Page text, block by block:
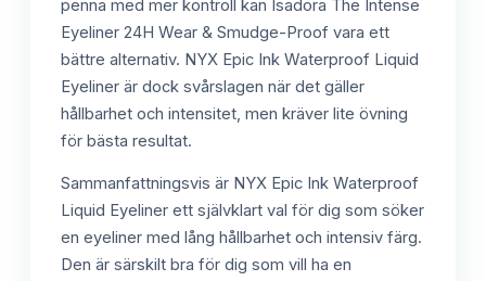
penna med mer kontroll kan Isadora The Intense
Eyeliner 24H Wear & Smudge-Proof vara ett
bättre alternativ. NYX Epic Ink Waterproof Liquid
Eyeliner är dock svårslagen när det gäller
hållbarhet och intensitet, men kräver lite övning
för bästa resultat.
Sammanfattningsvis är NYX Epic Ink Waterproof
Liquid Eyeliner ett självklart val för dig som söker
en eyeliner med lång hållbarhet och intensiv färg.
Den är särskilt bra för dig som vill ha en